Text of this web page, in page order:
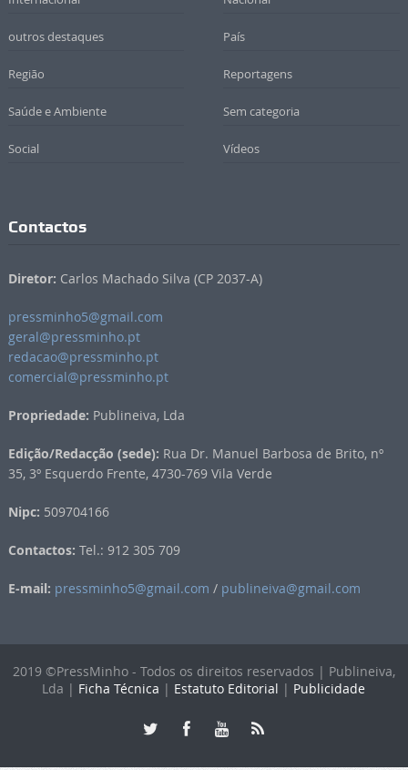
outros destaques País
Região Reportagens
Saúde e Ambiente Sem categoria
Social Vídeos
Contactos
Diretor: Carlos Machado Silva (CP 2037-A)
pressminho5@gmail.com
geral@pressminho.pt
redacao@pressminho.pt
comercial@pressminho.pt
Propriedade: Publineiva, Lda
Edição/Redacção (sede): Rua Dr. Manuel Barbosa de Brito, nº
35, 3º Esquerdo Frente, 4730-769 Vila Verde
Nipc: 509704166
Contactos: Tel.: 912 305 709
E-mail: pressminho5@gmail.com / publineiva@gmail.com
2019 ©PressMinho - Todos os direitos reservados | Publineiva,
Lda | Ficha Técnica | Estatuto Editorial | Publicidade